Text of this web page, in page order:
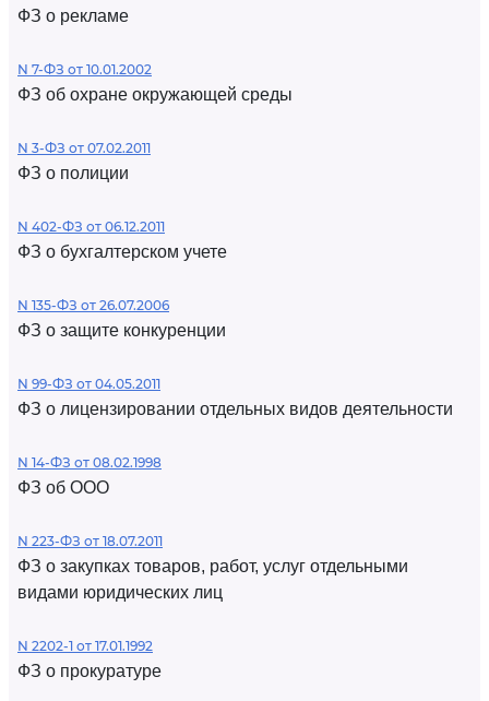
ФЗ о рекламе
N 7-ФЗ от 10.01.2002
ФЗ об охране окружающей среды
N 3-ФЗ от 07.02.2011
ФЗ о полиции
N 402-ФЗ от 06.12.2011
ФЗ о бухгалтерском учете
N 135-ФЗ от 26.07.2006
ФЗ о защите конкуренции
N 99-ФЗ от 04.05.2011
ФЗ о лицензировании отдельных видов деятельности
N 14-ФЗ от 08.02.1998
ФЗ об ООО
N 223-ФЗ от 18.07.2011
ФЗ о закупках товаров, работ, услуг отдельными
видами юридических лиц
N 2202-1 от 17.01.1992
ФЗ о прокуратуре